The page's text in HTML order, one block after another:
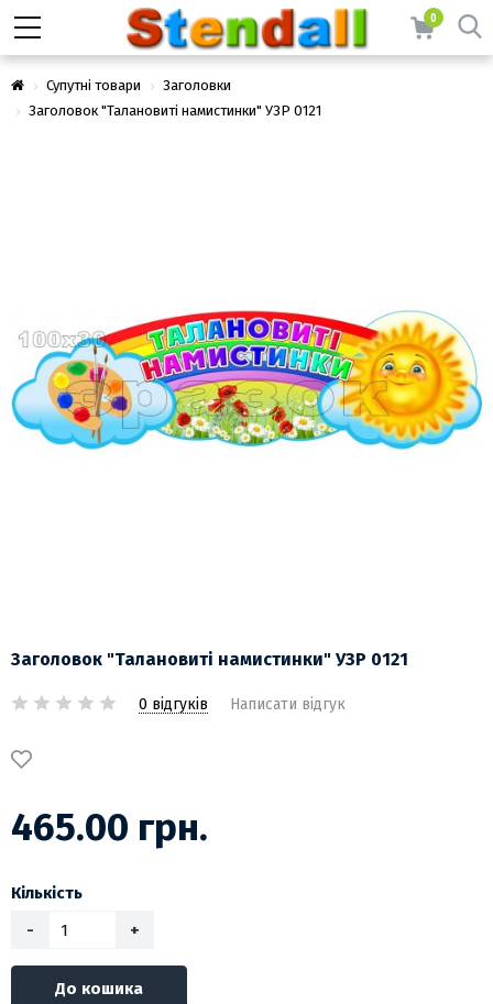
0
Супутні товари
Заголовки
Заголовок "Талановиті намистинки" УЗР 0121
Заголовок "Талановиті намистинки" УЗР 0121
0 відгуків Написати відгук
465.00 грн.
Кількість
-
+
До кошика